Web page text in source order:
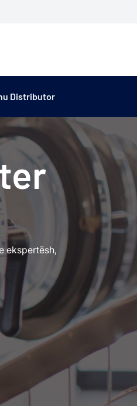
Distributor
ekspertësh,